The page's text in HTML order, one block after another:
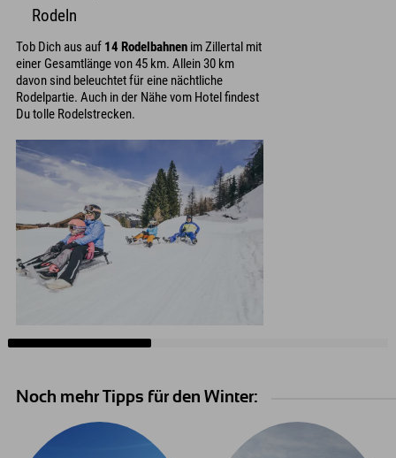
Rodeln
Tob Dich aus auf 14 Rodelbahnen im Zillertal mit
einer Gesamtlänge von 45 km. Allein 30 km
davon sind beleuchtet für eine nächtliche
Rodelpartie. Auch in der Nähe vom Hotel findest
Du tolle Rodelstrecken.
Noch mehr Tipps für den Winter: